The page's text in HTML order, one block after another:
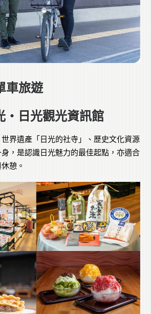
車旅遊
・日光觀光資訊館
界遺產「日光的社寺」、歷史文化資源
，是認識日光魅力的最佳起點，亦適合
憩。